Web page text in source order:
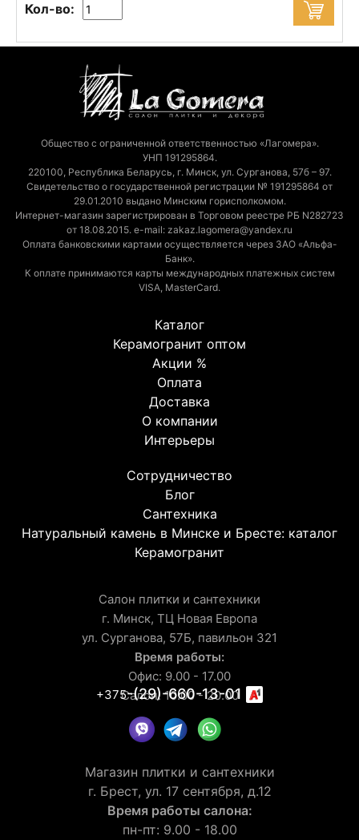
Кол-во:
Общество с ограниченной ответственностью «Лагомера».
УНП 191295864.
220100, Республика Беларусь, г. Минск, ул. Сурганова, 57б – 97.
Свидетельство о государственной регистрации № 191295864 от
29.01.2010 выдано Минским горисполкомом.
Интернет-магазин зарегистрирован в Торговом реестре РБ N282723
от 18.08.2015. e-mail: zakaz.lagomera@yandex.ru
Оплата банковскими картами осуществляется через ЗАО «Альфа-
Банк».
К оплате принимаются карты международных платежных систем
VISA, MasterCard.
Каталог
Керамогранит оптом
Акции %
Оплата
Доставка
О компании
Интерьеры
Сотрудничество
Блог
Сантехника
Натуральный камень в Минске и Бресте: каталог
Керамогранит
Салон плитки и сантехники
г. Минск, ТЦ Новая Европа
ул. Сурганова, 57Б, павильон 321
Время работы:
Офис: 9.00 - 17.00
Салон: 10.00 - 20.00
+375-(29)-660-13-01
Магазин плитки и сантехники
г. Брест, ул. 17 сентября, д.12
Время работы салона:
пн-пт: 9.00 - 18.00